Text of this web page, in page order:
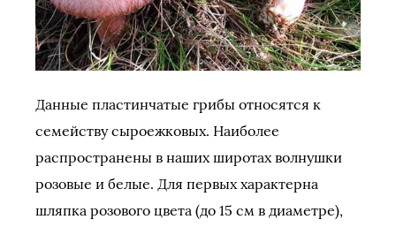
Данные пластинчатые грибы относятся к
семейству сыроежковых. Наиболее
распространены в наших широтах волнушки
розовые и белые. Для первых характерна
шляпка розового цвета (до 15 см в диаметре),